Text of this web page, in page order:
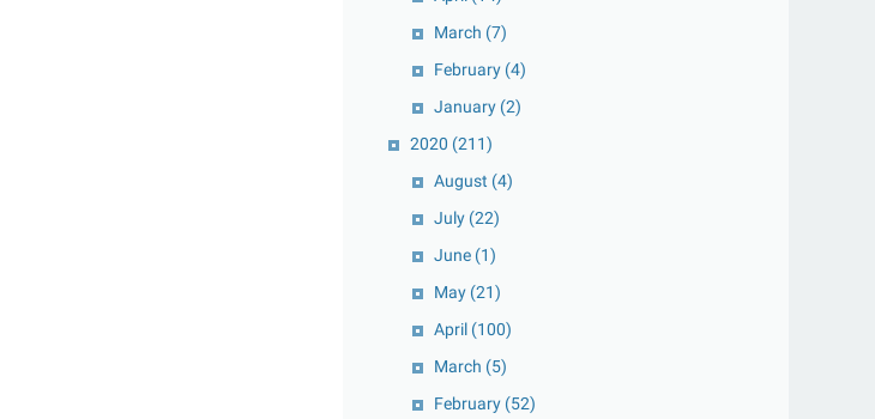
March (7)
February (4)
January (2)
2020 (211)
August (4)
July (22)
June (1)
May (21)
April (100)
March (5)
February (52)